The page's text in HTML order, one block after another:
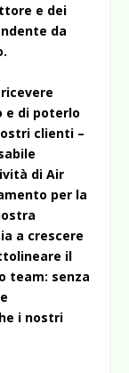
e dei
da
e di poterlo
clienti –
di Air
per la
a crescere
il
team: senza
i nostri